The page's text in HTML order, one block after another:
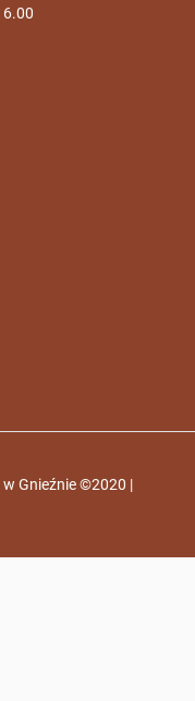
Gnieźnie ©2020 |